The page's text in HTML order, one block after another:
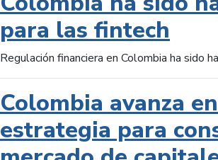
para las fintech
Regulación financiera en Colombia ha sido
Colombia avanza
estrategia para